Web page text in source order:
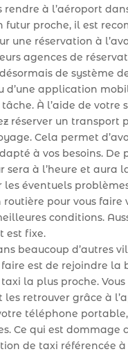
rendre à l’aéroport
futur proche, il est
une réservation à
agences de
de système
d’une application
À l’aide de votre
réserver un transport
Cela permet
à vos besoins. De
sera à l’heure et aura
les éventuels
pour vous faire
conditions.
est fixe.
beaucoup d’autres
est de rejoindre la
la plus proche. Vous
les retrouver grâce à
téléphone
Ce qui est dommage
de taxi référencée à